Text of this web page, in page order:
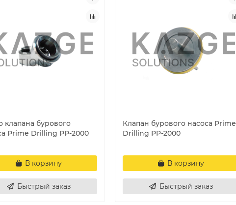
клапана бурового
Prime Drilling PP-2000
В корзину
Быстрый заказ
Клапан бурового насоса Prime
Drilling PP-2000
В корзину
Быстрый заказ